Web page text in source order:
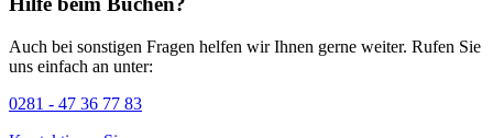
Auch bei sonstigen Fragen helfen wir Ihnen gerne weiter. Rufen Sie
uns einfach an unter:
0281 - 47 36 77 83